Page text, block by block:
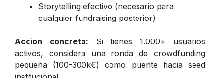
Storytelling efectivo (necesario para
cualquier fundraising posterior)
Acción concreta: Si tienes 1.000+ usuarios
activos, considera una ronda de crowdfunding
pequeña (100-300k€) como puente hacia seed